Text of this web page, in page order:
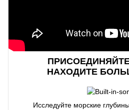
НАХОДИТЕ
Исследуйте морские